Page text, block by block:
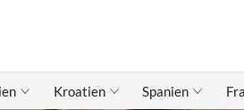
Kroatien Spanien